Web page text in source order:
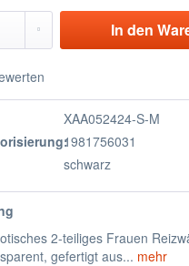
In den
XAA052424-S-M
1981756031
schwarz
2-teiliges Frauen
gefertigt aus... mehr